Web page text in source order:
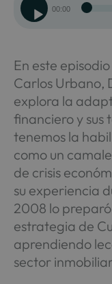
Reproductor
de
00:00
En este
Carlos Urbano,
explora la
financiero y sus
tenemos la
como un
de crisis
su experiencia
2008 lo
estrategia de
aprendiendo
sector